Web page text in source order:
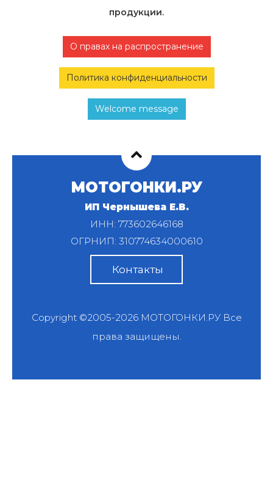
продукции.
О правах на распространение
Политика конфиденциальности
Welcome message
МОТОГОНКИ.РУ
ИП Чернышева Е.В.
ИНН: 773602646168
ОГРНИП: 310774634000610
Контакты
Copyright ©2005-2026 МОТОГОНКИ.РУВсе
права защищены.